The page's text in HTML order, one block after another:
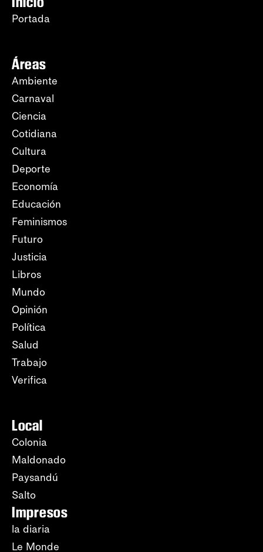
Portada
Áreas
Ambiente
Carnaval
Ciencia
Cotidiana
Cultura
Deporte
Economía
Educación
Feminismos
Futuro
Justicia
Libros
Mundo
Opinión
Política
Salud
Trabajo
Verifica
Local
Colonia
Maldonado
Paysandú
Salto
Impresos
la diaria
Le Monde